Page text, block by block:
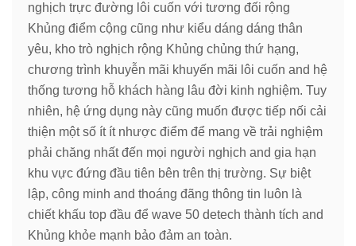
nghịch trực đường lôi cuốn với tương đối rộng
Khủng điểm cộng cũng như kiểu dáng dáng thân
yêu, kho trò nghịch rộng Khủng chủng thứ hạng,
chương trình khuyễn mãi khuyến mãi lôi cuốn and hệ
thống tương hỗ khách hàng lâu đời kinh nghiệm. Tuy
nhiên, hệ ứng dụng này cũng muốn được tiếp nối cải
thiện một số ít ít nhược điểm để mang về trải nghiệm
phải chăng nhất đến mọi người nghịch and gia hạn
khu vực đứng đầu tiên bên trên thị trường. Sự biệt
lập, công minh and thoáng đãng thông tin luôn là
chiết khấu top đầu để wave 50 detech thành tích and
Khủng khỏe mạnh bảo đảm an toàn.